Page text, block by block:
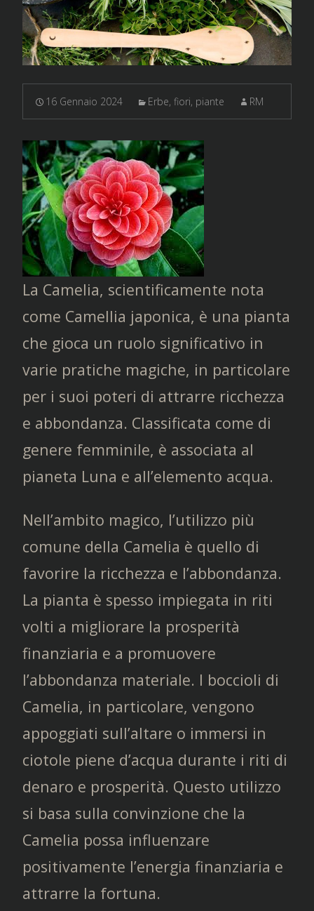
16 Gennaio 2024 Erbe, fiori, piante RM
La Camelia, scientificamente nota
come Camellia japonica, è una pianta
che gioca un ruolo significativo in
varie pratiche magiche, in particolare
per i suoi poteri di attrarre ricchezza
e abbondanza. Classificata come di
genere femminile, è associata al
pianeta Luna e all’elemento acqua.
Nell’ambito magico, l’utilizzo più
comune della Camelia è quello di
favorire la ricchezza e l’abbondanza.
La pianta è spesso impiegata in riti
volti a migliorare la prosperità
finanziaria e a promuovere
l’abbondanza materiale. I boccioli di
Camelia, in particolare, vengono
appoggiati sull’altare o immersi in
ciotole piene d’acqua durante i riti di
denaro e prosperità. Questo utilizzo
si basa sulla convinzione che la
Camelia possa influenzare
positivamente l’energia finanziaria e
attrarre la fortuna.